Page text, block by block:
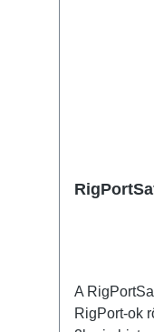
A
RigPort-ok